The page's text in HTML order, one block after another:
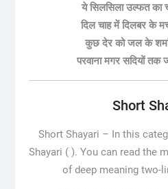
ये सिलसिला उल्फत का
दिल चाह में दिलबर के
कुछ देर को जल के शमां
परवाना मगर सदियों तक
Short
Short Shayari – In this
Shayari ( ). You can read the
of deep meaning two-